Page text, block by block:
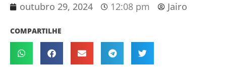
outubro 29, 2024 12:08 pm Jairo
COMPARTILHE